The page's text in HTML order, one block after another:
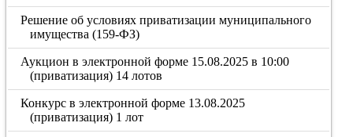
Решение об условиях приватизации муниципального
имущества (159-ФЗ)
Аукцион в электронной форме 15.08.2025 в 10:00
(приватизация) 14 лотов
Конкурс в электронной форме 13.08.2025
(приватизация) 1 лот